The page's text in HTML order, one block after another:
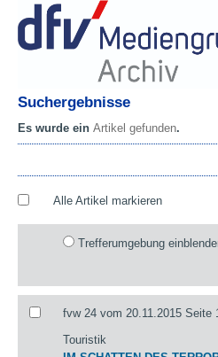
Suchergebnisse
Es wurde ein Artikel gefunden.
Alle Artikel markieren
Trefferumgebung
fvw 24 vom 20.11.2015 Seite
Touristik